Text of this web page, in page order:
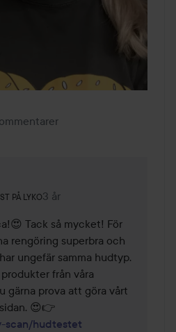
PÅ LYKO
roll: Kundtjänst på Lyko.
3 år
Kommentaren lades 3 år
Tack så mycket! För
rengöring superbra och
ungefär samma hudtyp.
från våra
gärna prova att göra vårt
scan/hudtestet